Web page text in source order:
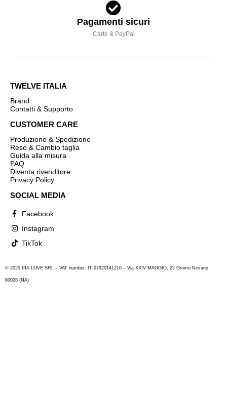
Pagamenti sicuri
Carte & PayPal
TWELVE ITALIA
Brand
Contatti & Supporto
CUSTOMER CARE
Produzione & Spedizione
Reso & Cambio taglia
Guida alla misura
FAQ
Diventa rivenditore
Privacy Policy
SOCIAL MEDIA
Facebook
Instagram
TikTok
© 2025 PIA LOVE SRL – VAT number: IT 07920141210 – Via XXIV MAGGIO, 22 Grumo Nevano
80028 (NA)